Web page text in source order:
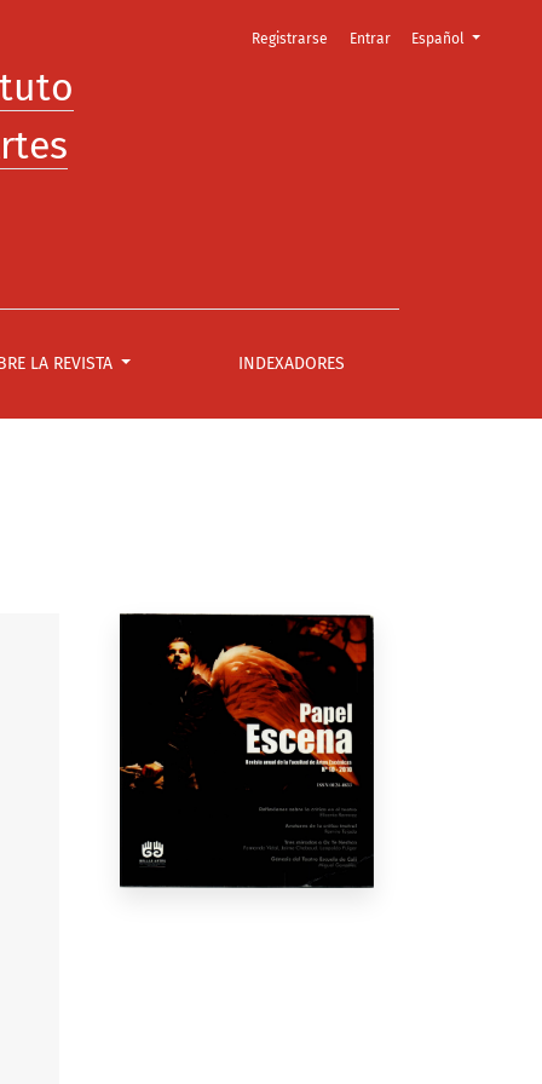
LA REVISTA INDEXADORES
Registrarse Entrar Cambiar el idioma.
Español